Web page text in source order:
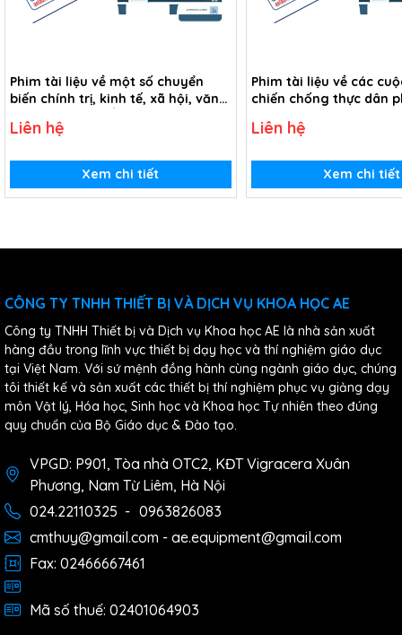
Phim tài liệu về một số chuyển
biến chính trị, kinh tế, xã hội, văn
thế kỉ XIX (USB Video)
Liên hệ
Xem chi tiết
Phim tài liệu về các
chiến chống thực dân
Á từ thế kỉ XVI đến thế
Liên hệ
Xem chi tiết
CÔNG TY TNHH THIẾT BỊ VÀ DỊCH VỤ KHOA HỌC AE
Công ty TNHH Thiết bị và Dịch vụ Khoa học AE là nhà sản xuất
hàng đầu trong lĩnh vực thiết bị dạy học và thí nghiệm giáo dục
tại Việt Nam. Với sứ mệnh đồng hành cùng ngành giáo dục, chúng
tôi thiết kế và sản xuất các thiết bị thí nghiệm phục vụ giảng dạy
môn Vật lý, Hóa học, Sinh học và Khoa học Tự nhiên theo đúng
quy chuẩn của Bộ Giáo dục & Đào tạo.
VPGD: P901, Tòa nhà OTC2, KĐT Vigracera Xuân
Phương, Nam Từ Liêm, Hà Nội
024.22110325 - 0963826083
cmthuy@gmail.com - ae.equipment@gmail.com
Fax: 02466667461
Mã số thuế: 02401064903